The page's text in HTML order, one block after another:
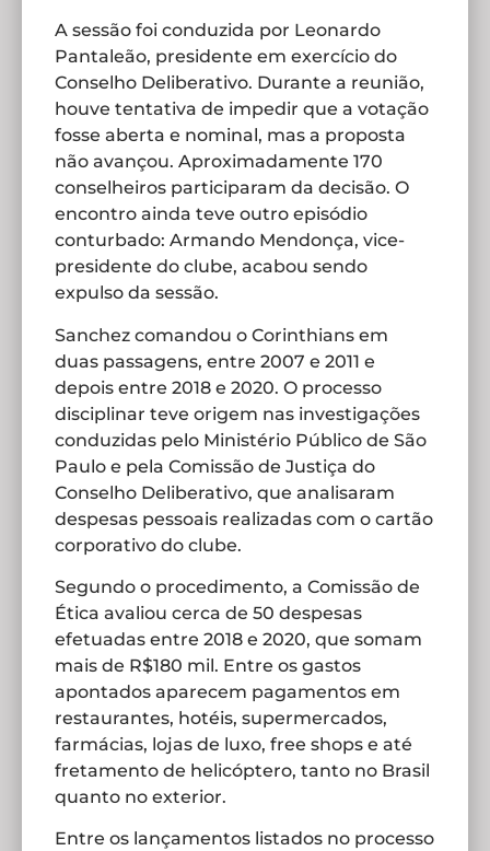
A sessão foi conduzida por Leonardo
Pantaleão, presidente em exercício do
Conselho Deliberativo. Durante a reunião,
houve tentativa de impedir que a votação
fosse aberta e nominal, mas a proposta
não avançou. Aproximadamente 170
conselheiros participaram da decisão. O
encontro ainda teve outro episódio
conturbado: Armando Mendonça, vice-
presidente do clube, acabou sendo
expulso da sessão.
Sanchez comandou o Corinthians em
duas passagens, entre 2007 e 2011 e
depois entre 2018 e 2020. O processo
disciplinar teve origem nas investigações
conduzidas pelo Ministério Público de São
Paulo e pela Comissão de Justiça do
Conselho Deliberativo, que analisaram
despesas pessoais realizadas com o cartão
corporativo do clube.
Segundo o procedimento, a Comissão de
Ética avaliou cerca de 50 despesas
efetuadas entre 2018 e 2020, que somam
mais de R$180 mil. Entre os gastos
apontados aparecem pagamentos em
restaurantes, hotéis, supermercados,
farmácias, lojas de luxo, free shops e até
fretamento de helicóptero, tanto no Brasil
quanto no exterior.
Entre os lançamentos listados no processo